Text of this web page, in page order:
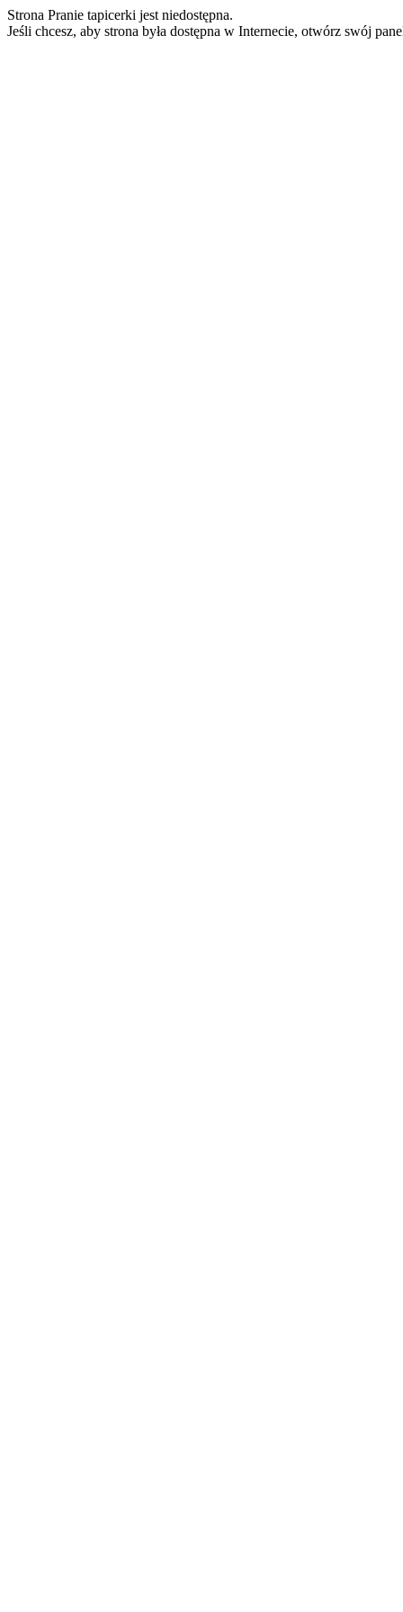
Strona Pranie tapicerki jest niedostępna.
Jeśli chcesz, aby strona była dostępna w Internecie, otwórz swój